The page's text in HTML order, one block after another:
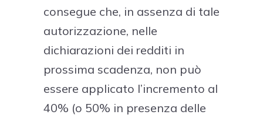
consegue che, in assenza di tale
autorizzazione, nelle
dichiarazioni dei redditi in
prossima scadenza, non può
essere applicato l’incremento al
40% (o 50% in presenza delle